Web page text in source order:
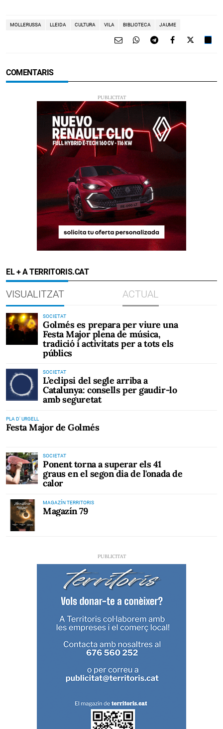
MOLLERUSSA LLEIDA CULTURA VILA BIBLIOTECA JAUME
COMENTARIS
EL + A TERRITORIS.CAT
VISUALITZAT ACTUAL
SOCIETAT
Golmés es prepara per viure una
Festa Major plena de música,
tradició i activitats per a tots els
públics
SOCIETAT
L’eclipsi del segle arriba a
Catalunya: consells per gaudir-lo
amb seguretat
PLA D' URGELL
Festa Major de Golmés
SOCIETAT
Ponent torna a superar els 41
graus en el segon dia de l'onada de
calor
MAGAZÍN TERRITORIS
Magazín 79